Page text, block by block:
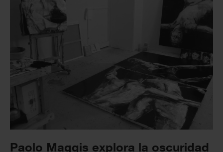
Paolo Maggis explora la oscuridad